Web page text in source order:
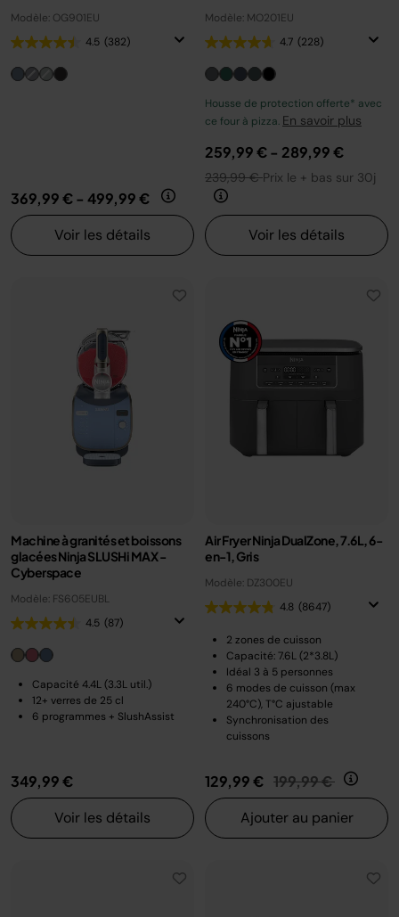
Modèle: OG901EU
4.5 (382)
369,99 €- 499,99 €
Voir les détails
Modèle: MO201EU
4.7 (228)
Housse de protection offerte* avec
ce four à pizza. En savoir plus
259,99 €- 289,99 €
239,99 €Prix le + bas sur 30j
Voir les détails
Machine à granités et boissons
glacées Ninja SLUSHi MAX -
Cyberspace
Modèle: FS605EUBL
4.5 (87)
Capacité 4.4L (3.3L util.)
12+ verres de 25 cl
6 programmes + SlushAssist
349,99 €
Voir les détails
Air Fryer Ninja DualZone, 7.6L, 6-
en-1, Gris
Modèle: DZ300EU
4.8 (8647)
2 zones de cuisson
Capacité: 7.6L (2*3.8L)
Idéal 3 à 5 personnes
6 modes de cuisson (max
240°C), T°C ajustable
Synchronisation des
cuissons
129,99 € Prix réduit de
199,99 € au
Ajouter au panier